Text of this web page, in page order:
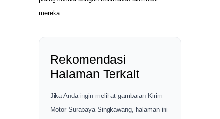
mereka.
Rekomendasi
Halaman Terkait
Jika Anda ingin melihat gambaran Kirim
Motor Surabaya Singkawang, halaman ini